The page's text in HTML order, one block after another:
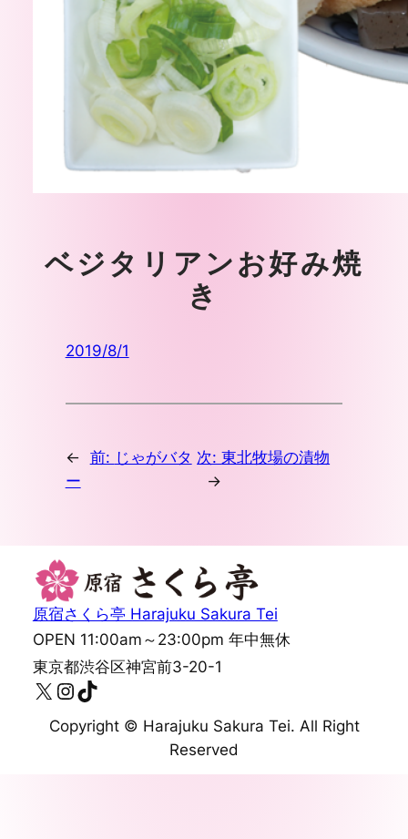
ベジタリアンお好み焼
き
2019/8/1
← 前: じゃがバタ
ー
次:東北牧場の漬物
→
原宿さくら亭 Harajuku Sakura Tei
OPEN 11:00am～23:00pm 年中無休
東京都渋谷区神宮前3-20-1
X InstagramTikTok
Copyright ©︎ Harajuku Sakura Tei. All Right
Reserved